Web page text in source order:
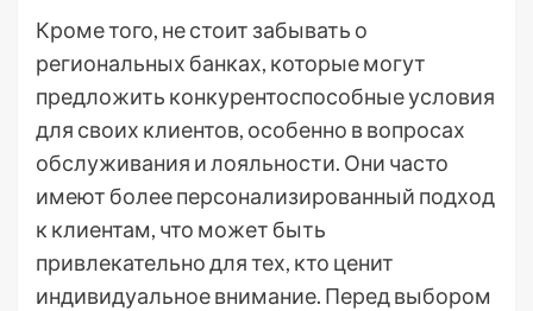
Кроме того, не стоит забывать о
региональных банках, которые могут
предложить конкурентоспособные условия
для своих клиентов, особенно в вопросах
обслуживания и лояльности. Они часто
имеют более персонализированный подход
к клиентам, что может быть
привлекательно для тех, кто ценит
индивидуальное внимание. Перед выбором